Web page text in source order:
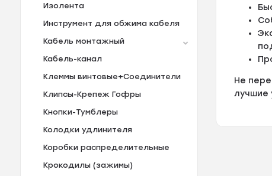
Изолента
Инструмент для обжима кабеля
Кабель монтажный
Кабель-канал
Клеммы винтовые+Соединители
Клипсы-Крепеж Гофры
Кнопки-Тумблеры
Колодки удлинителя
Коробки распределительные
Крокодилы (зажимы)
Не
лучшие